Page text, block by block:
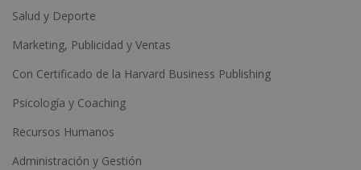
Salud y Deporte
Marketing, Publicidad y Ventas
Con Certificado de la Harvard Business Publishing
Psicología y Coaching
Recursos Humanos
Administración y Gestión